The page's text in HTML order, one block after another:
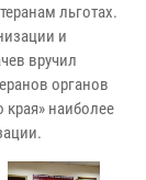
льготах.
и
вручил
органов
края» наиболее